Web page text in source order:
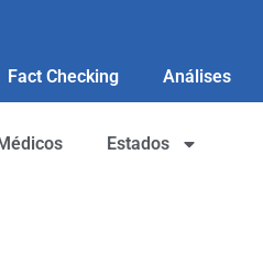
Fact Checking Análises
Estados